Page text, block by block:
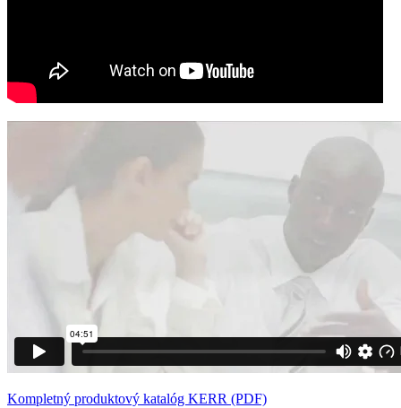
Kompletný produktový katalóg KERR (PDF)